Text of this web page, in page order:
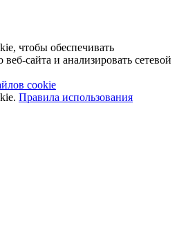
чтобы обеспечивать
сайта и анализировать сетевой
cookie
Правила использования